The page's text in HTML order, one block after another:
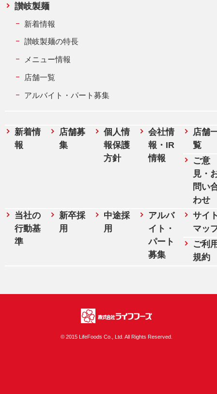
讃岐製麺
新着情報
讃岐製麺の特長
メニュー情報
店舗一覧
アルバイト・パート募集
新着情
報
店舗募
集
個人情
報保護
方針
会社情
報・IR
情報
店舗
覧
ご意
見・
問い
わせ
当社の
行動基
準
新卒採
用
中途採
用
アルバ
イト・
パート
募集
サイ
マッ
ご利
規約
© 2015 LifeFoods Co., Ltd. All Rights Reserved.